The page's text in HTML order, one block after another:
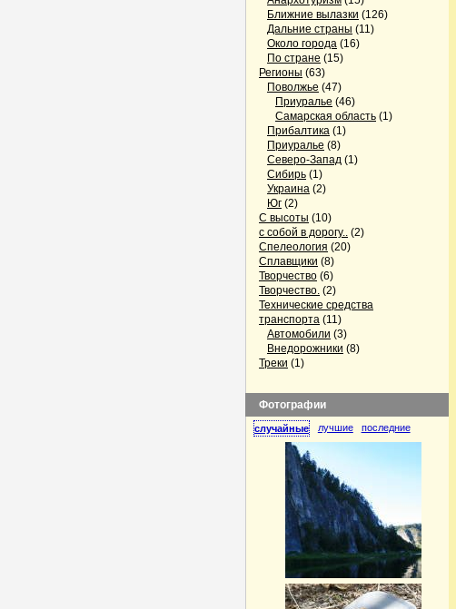
Ближние вылазки (126)
Дальние страны (11)
Около города (16)
По стране (15)
Регионы (63)
Поволжье (47)
Приуралье (46)
Самарская область (1)
Прибалтика (1)
Приуралье (8)
Северо-Запад (1)
Сибирь (1)
Украина (2)
Юг (2)
С высоты (10)
с собой в дорогу.. (2)
Спелеология (20)
Сплавщики (8)
Творчество (6)
Творчество. (2)
Технические средства
транспорта (11)
Автомобили (3)
Внедорожники (8)
Треки (1)
Фотографии
случайные лучшие последние